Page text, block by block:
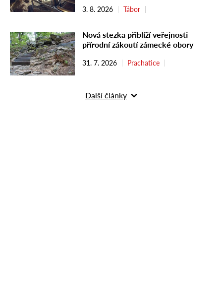
3. 8. 2026 Tábor
Nová stezka přiblíží veřejnosti
přírodní zákoutí zámecké obory
31. 7. 2026 Prachatice
Další články